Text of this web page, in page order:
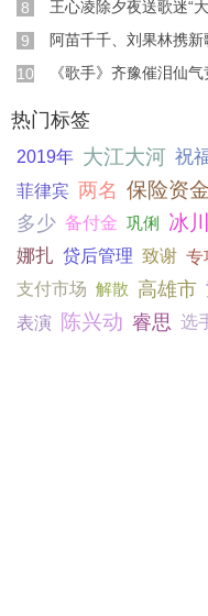
8
王心凌除夕夜送歌迷“大礼包
9
阿苗千千、刘果林携新歌
10
《歌手》齐豫催泪仙气竞演实
热门标签
2019年 大江大河 祝
菲律宾 两名 保险资
多少 备付金 巩俐 冰川
娜扎 贷后管理 致谢 专
支付市场 解散 高雄市
表演 陈兴动 睿思 选